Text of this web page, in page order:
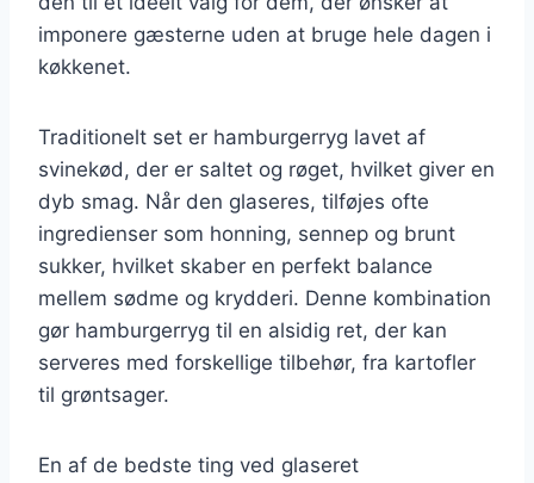
imponere gæsterne uden at bruge hele dagen i
køkkenet.
Traditionelt set er hamburgerryg lavet af
svinekød, der er saltet og røget, hvilket giver en
dyb smag. Når den glaseres, tilføjes ofte
ingredienser som honning, sennep og brunt
sukker, hvilket skaber en perfekt balance
mellem sødme og krydderi. Denne kombination
gør hamburgerryg til en alsidig ret, der kan
serveres med forskellige tilbehør, fra kartofler
til grøntsager.
En af de bedste ting ved glaseret